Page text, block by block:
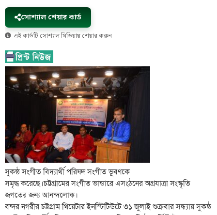
সোশ্যাল শেয়ার কার্ড
এই কার্ডটি সোশ্যাল মিডিয়ায় শেয়ার করুন
সুকন্ঠ সংগীত বিদ্যার্থী পরিষদ সংগীত ভূবণকে
সমৃদ্ধ করেছে।চট্টগ্রামের সংগীত ভান্ডারে এসংঠনের অগ্রযাত্রা সংস্কৃতি
জগতের জন্য আনন্দলোক।
বন্দর নগরীর চট্টগ্রাম থিয়েটার ইনস্টিটিউটে ৩১ জুলাই শুক্রবার সন্ধ্যায় সুকন্ঠ